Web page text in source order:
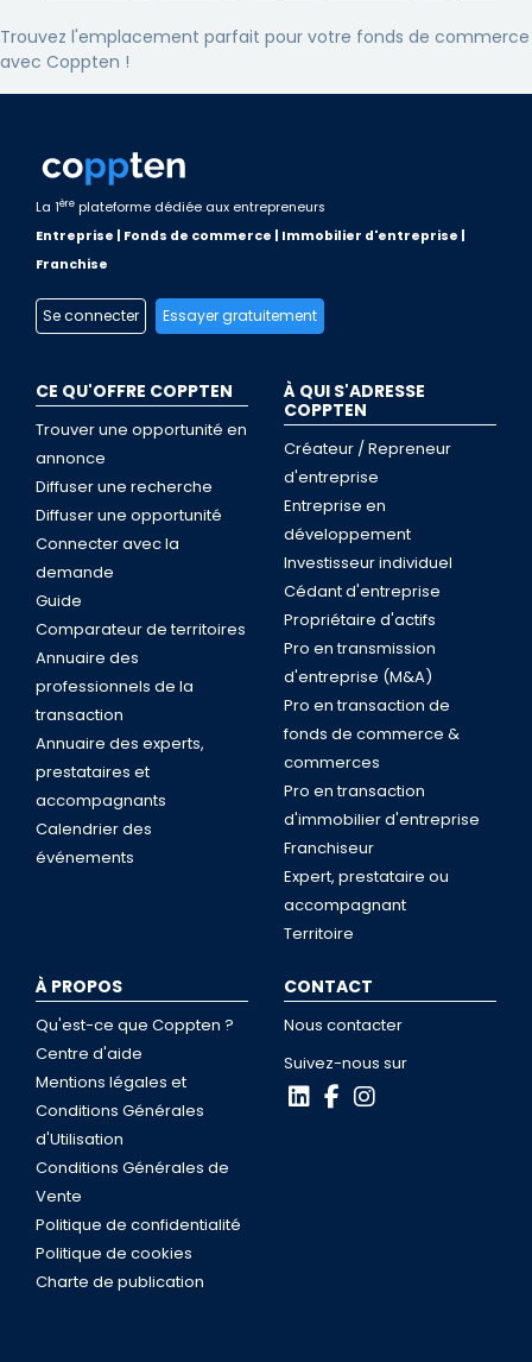
Trouvez l'emplacement parfait pour votre fonds de commerce
avec Coppten !
La 1ère plateforme dédiée aux entrepreneurs
Entreprise | Fonds de commerce | Immobilier d'entreprise |
Franchise
Se connecter Essayer gratuitement
CE QU'OFFRE COPPTEN
Trouver une opportunité en
annonce
Diffuser une recherche
Diffuser une opportunité
Connecter avec la
demande
Guide
Comparateur de territoires
Annuaire des
professionnels de la
transaction
Annuaire des experts,
prestataires et
accompagnants
Calendrier des
événements
À QUI S'ADRESSE
COPPTEN
Créateur / Repreneur
d'entreprise
Entreprise en
développement
Investisseur individuel
Cédant d'entreprise
Propriétaire d'actifs
Pro en transmission
d'entreprise (M&A)
Pro en transaction de
fonds de commerce &
commerces
Pro en transaction
d'immobilier d'entreprise
Franchiseur
Expert, prestataire ou
accompagnant
Territoire
À PROPOS
Qu'est-ce que Coppten ?
Centre d'aide
Mentions légales et
Conditions Générales
d'Utilisation
Conditions Générales de
Vente
Politique de confidentialité
Politique de cookies
Charte de publication
CONTACT
Nous contacter
Suivez-nous sur